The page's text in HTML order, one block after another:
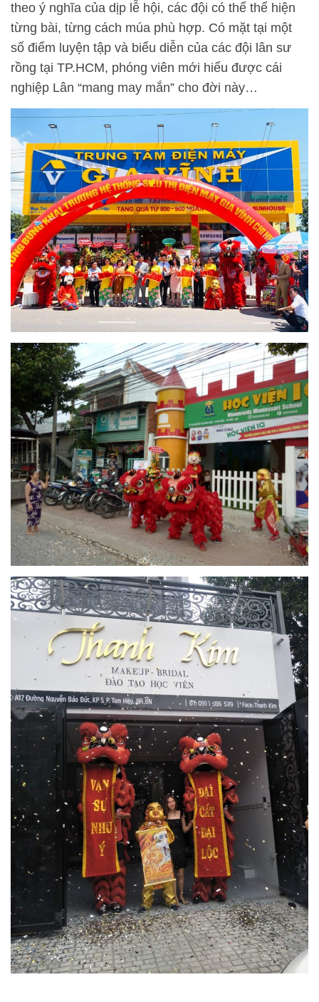
theo ý nghĩa của dịp lễ hội, các đội có thể thể hiện
từng bài, từng cách múa phù hợp. Có mặt tại một
số điểm luyện tập và biểu diễn của các đội lân sư
rồng tại TP.HCM, phóng viên mới hiểu được cái
nghiệp Lân “mang may mắn” cho đời này…